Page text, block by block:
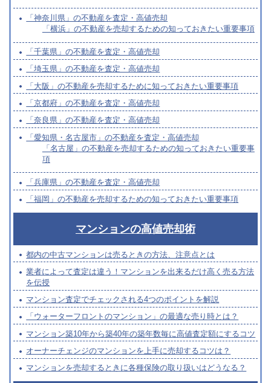
「神奈川県」の不動産を査定・高値売却
「横浜」の不動産を売却するための知っておきたい重要事項
「千葉県」の不動産を査定・高値売却
「埼玉県」の不動産を査定・高値売却
「大阪」の不動産を売却するために知っておきたい重要事項
「京都府」の不動産を査定・高値売却
「奈良県」の不動産を査定・高値売却
「愛知県・名古屋市」の不動産を査定・高値売却
「名古屋」の不動産を売却するための知っておきたい重要事
項
「兵庫県」の不動産を査定・高値売却
「福岡」の不動産を売却するための知っておきたい重要事項
マンションの高値売却術
都内の中古マンションは売るときの方法、注意点とは
業者によって査定は違う！マンションを出来るだけ高く売る方法
を伝授
マンション査定でチェックされる4つのポイントを解説
「ウォーターフロントのマンション」の最適な売り時とは？
マンション築10年から築40年の築年数毎に高値査定額にするコツ
オーナーチェンジのマンションを上手に売却するコツは？
マンションを売却するときに各種保険の取り扱いはどうなる？